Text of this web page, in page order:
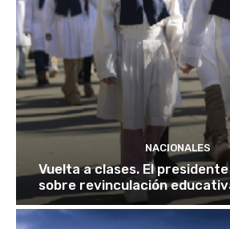
NACIONALES
Vuelta a clases. El
sobre revinculación